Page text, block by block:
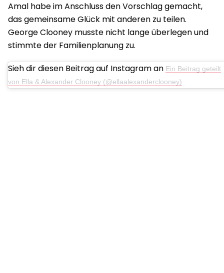
Amal habe im Anschluss den Vorschlag gemacht,
das gemeinsame Glück mit anderen zu teilen.
George Clooney musste nicht lange überlegen und
stimmte der Familienplanung zu.
Sieh dir diesen Beitrag auf Instagram an Ein Beitrag geteilt
von Ella & Alexander Clooney (@ellaalexanderclooney)